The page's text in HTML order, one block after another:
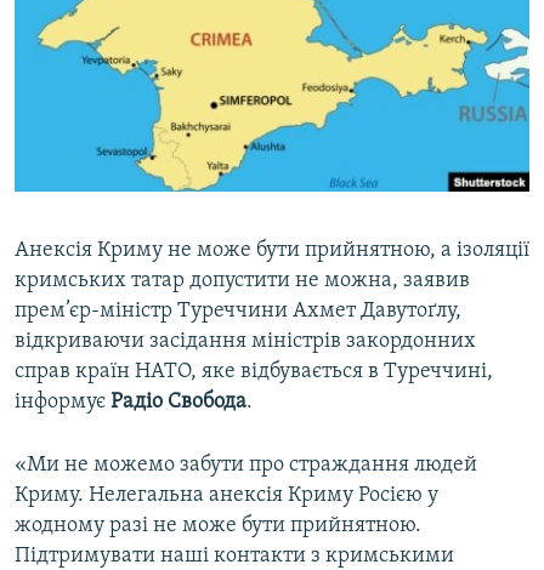
СПЕЦПРОЕКТИ
ДЕПОРТАЦІЯ
ВІДЕОУРОКИ «ELIFBE»
СВІДЧЕННЯ ОКУПАЦІЇ
УКРАЇНСЬКА ПРОБЛЕМА КРИМУ
ЯК ОБІЙТИ БЛОКУВАННЯ
Qırımtatar
Усі сайти RFE/RL
Анексія Криму не може бути прийнятною, а ізоляції
кримських татар допустити не можна, заявив
прем’єр-міністр Туреччини Ахмет Давутоґлу,
відкриваючи засідання міністрів закордонних
справ країн НАТО, яке відбувається в Туреччині,
інформує Радіо Свобода.
«Ми не можемо забути про страждання людей
Криму. Нелегальна анексія Криму Росією у
жодному разі не може бути прийнятною.
Підтримувати наші контакти з кримськими